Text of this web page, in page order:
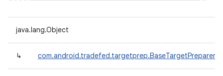
java.lang.Object
↳ com.android.tradefed.targetprep.BaseTargetPreparer